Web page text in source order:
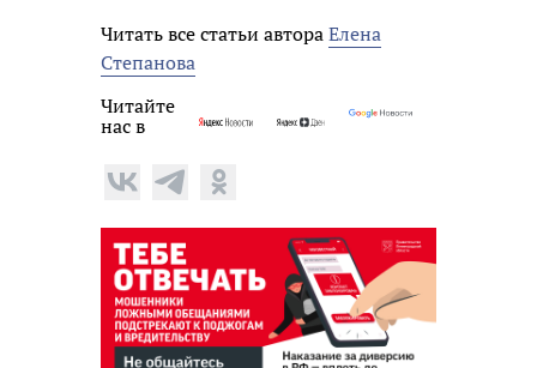
Читать все статьи автораЕлена
Степанова
Читайте
нас в